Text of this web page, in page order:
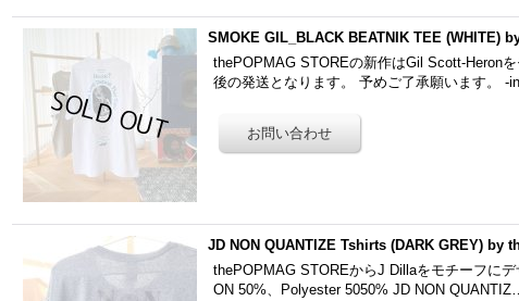
SMOKE GIL_BLACK BEATNIK TEE (WHITE)
thePOPMAG STOREの新作はGil Scott-Heron
後の発送となります。 予めご了承願います。 -
JD NON QUANTIZE Tshirts (DARK GREY) by
thePOPMAG STOREからJ Dillaをモチーフに
ON 50%、Polyester 5050% JD NON